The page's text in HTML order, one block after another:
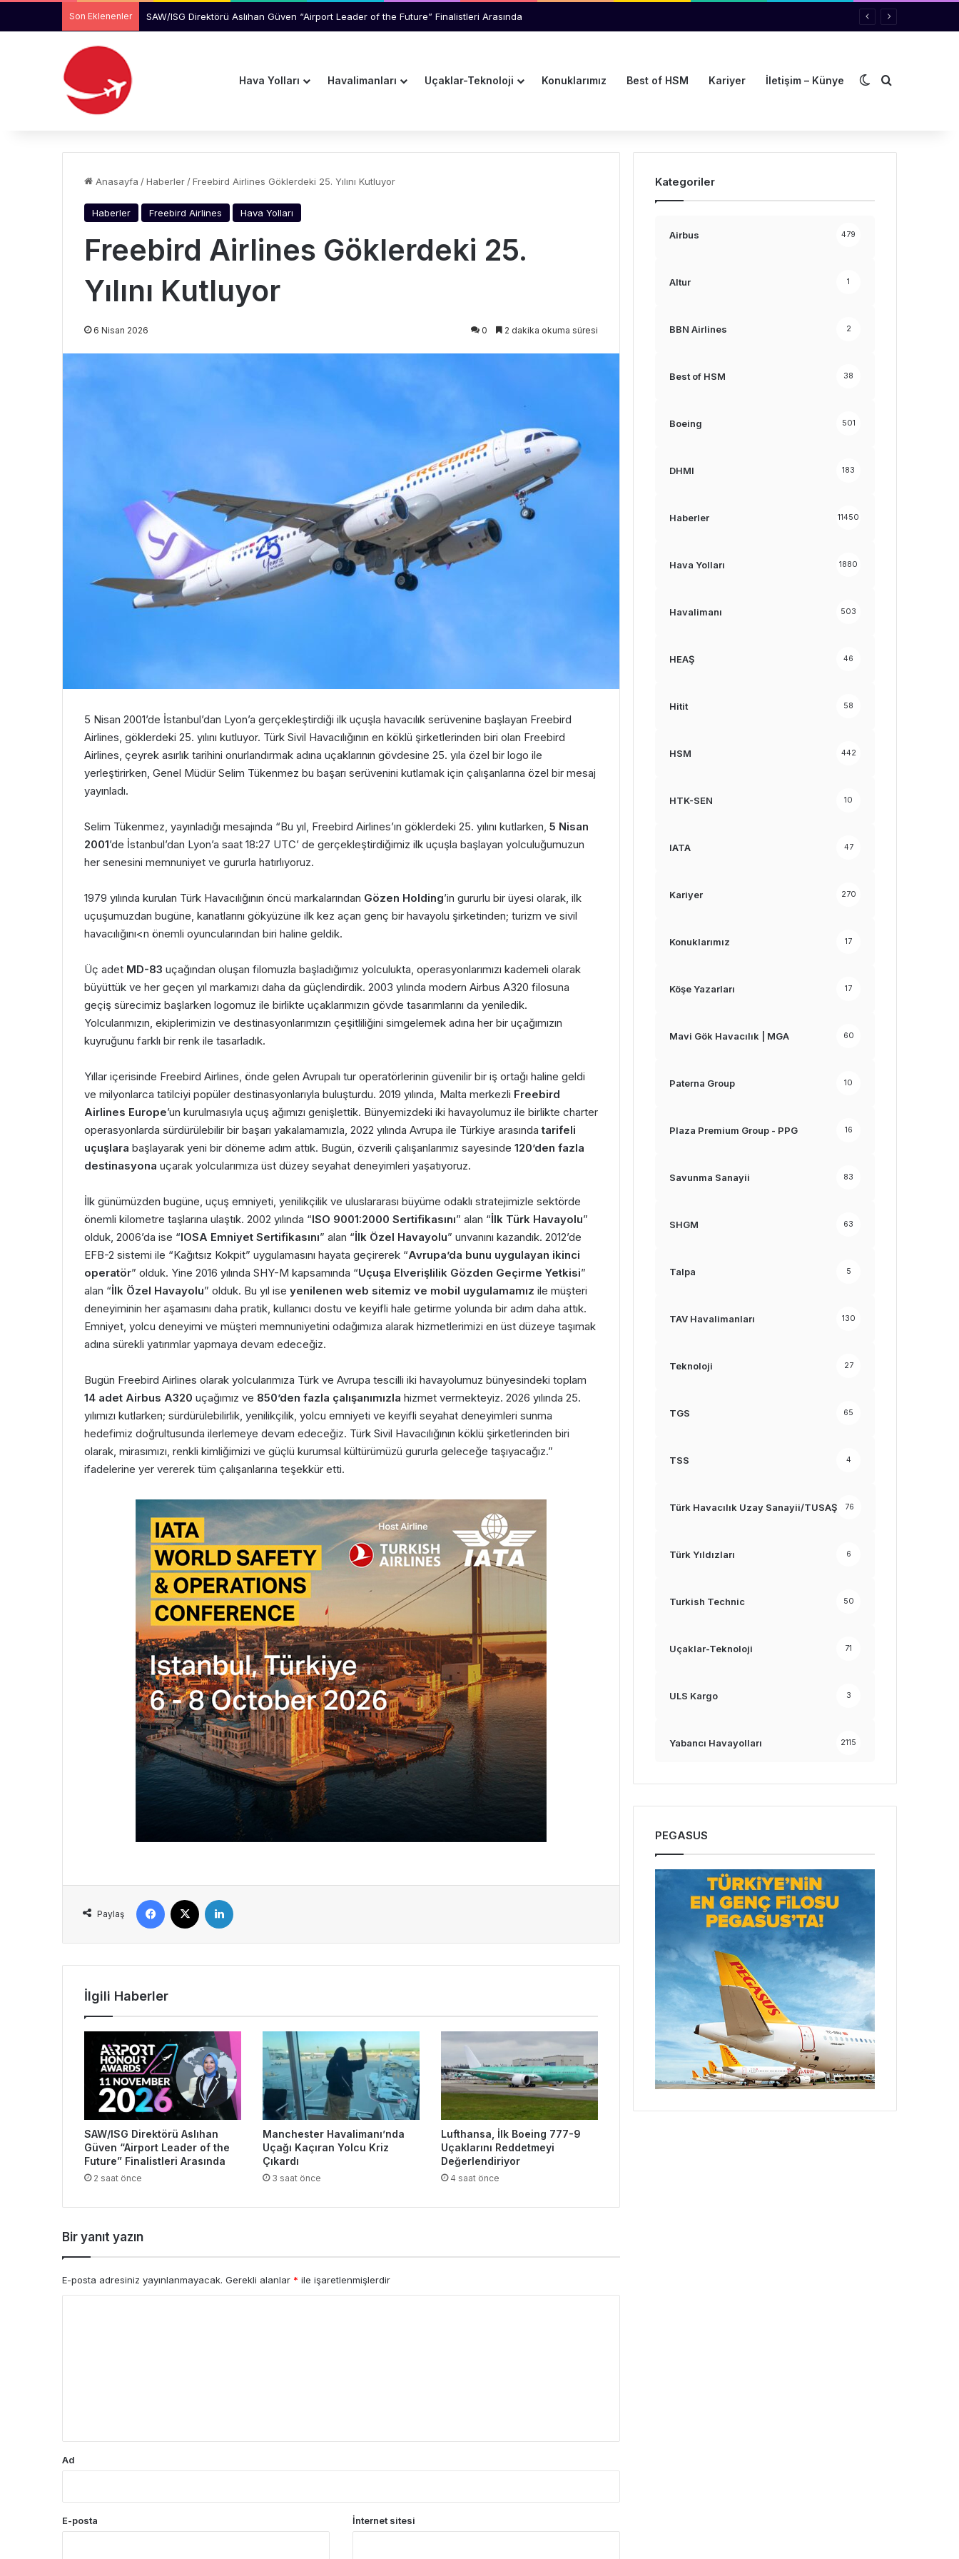
Son Eklenenler Manchester Havalimanı’nda Uçağı Kaçıran Yolcu Kriz Çıkardı
Hava Yolları Havalimanları Uçaklar-Teknoloji Konuklarımız Best of HSM Kariyer İletişim – Künye Dış görünümü
Arama yap
Anasayfa /Haberler /Freebird Airlines Göklerdeki 25. Yılını Kutluyor
Haberler Freebird Airlines Hava Yolları
Freebird Airlines Göklerdeki 25.
Yılını Kutluyor
6 Nisan 2026 0 2 dakika okuma süresi
5 Nisan 2001’de İstanbul’dan Lyon’a gerçekleştirdiği ilk uçuşla havacılık serüvenine başlayan Freebird
Airlines, göklerdeki 25. yılını kutluyor. Türk Sivil Havacılığının en köklü şirketlerinden biri olan Freebird
Airlines, çeyrek asırlık tarihini onurlandırmak adına uçaklarının gövdesine 25. yıla özel bir logo ile
yerleştirirken, Genel Müdür Selim Tükenmez bu başarı serüvenini kutlamak için çalışanlarına özel bir mesaj
yayınladı.
Selim Tükenmez, yayınladığı mesajında “Bu yıl, Freebird Airlines’ın göklerdeki 25. yılını kutlarken, 5 Nisan
2001’de İstanbul’dan Lyon’a saat 18:27 UTC’ de gerçekleştirdiğimiz ilk uçuşla başlayan yolculuğumuzun
her senesini memnuniyet ve gururla hatırlıyoruz.
1979 yılında kurulan Türk Havacılığının öncü markalarından Gözen Holding’in gururlu bir üyesi olarak, ilk
uçuşumuzdan bugüne, kanatlarını gökyüzüne ilk kez açan genç bir havayolu şirketinden; turizm ve sivil
havacılığını<n önemli oyuncularından biri haline geldik.
Üç adet MD-83 uçağından oluşan filomuzla başladığımız yolculukta, operasyonlarımızı kademeli olarak
büyüttük ve her geçen yıl markamızı daha da güçlendirdik. 2003 yılında modern Airbus A320 filosuna
geçiş sürecimiz başlarken logomuz ile birlikte uçaklarımızın gövde tasarımlarını da yeniledik.
Yolcularımızın, ekiplerimizin ve destinasyonlarımızın çeşitliliğini simgelemek adına her bir uçağımızın
kuyruğunu farklı bir renk ile tasarladık.
Yıllar içerisinde Freebird Airlines, önde gelen Avrupalı tur operatörlerinin güvenilir bir iş ortağı haline geldi
ve milyonlarca tatilciyi popüler destinasyonlarıyla buluşturdu. 2019 yılında, Malta merkezli Freebird
Airlines Europe’un kurulmasıyla uçuş ağımızı genişlettik. Bünyemizdeki iki havayolumuz ile birlikte charter
operasyonlarda sürdürülebilir bir başarı yakalamamızla, 2022 yılında Avrupa ile Türkiye arasındatarifeli
uçuşlara başlayarak yeni bir döneme adım attık. Bugün, özverili çalışanlarımız sayesinde 120’den fazla
destinasyona uçarak yolcularımıza üst düzey seyahat deneyimleri yaşatıyoruz.
İlk günümüzden bugüne, uçuş emniyeti, yenilikçilik ve uluslararası büyüme odaklı stratejimizle sektörde
önemli kilometre taşlarına ulaştık. 2002 yılında “ISO 9001:2000 Sertifikasını” alan “İlk Türk Havayolu”
olduk, 2006’da ise “IOSA Emniyet Sertifikasını” alan “İlk Özel Havayolu” unvanını kazandık. 2012’de
EFB-2 sistemi ile “Kağıtsız Kokpit” uygulamasını hayata geçirerek “Avrupa’da bunu uygulayan ikinci
operatör” olduk. Yine 2016 yılında SHY-M kapsamında “Uçuşa Elverişlilik Gözden Geçirme Yetkisi”
alan “İlk Özel Havayolu” olduk. Bu yıl ise yenilenen web sitemiz ve mobil uygulamamız ile müşteri
deneyiminin her aşamasını daha pratik, kullanıcı dostu ve keyifli hale getirme yolunda bir adım daha attık.
Emniyet, yolcu deneyimi ve müşteri memnuniyetini odağımıza alarak hizmetlerimizi en üst düzeye taşımak
adına sürekli yatırımlar yapmaya devam edeceğiz.
Bugün Freebird Airlines olarak yolcularımıza Türk ve Avrupa tescilli iki havayolumuz bünyesindeki toplam
14 adet Airbus A320 uçağımız ve 850’den fazla çalışanımızla hizmet vermekteyiz. 2026 yılında 25.
yılımızı kutlarken; sürdürülebilirlik, yenilikçilik, yolcu emniyeti ve keyifli seyahat deneyimleri sunma
hedefimiz doğrultusunda ilerlemeye devam edeceğiz. Türk Sivil Havacılığının köklü şirketlerinden biri
olarak, mirasımızı, renkli kimliğimizi ve güçlü kurumsal kültürümüzü gururla geleceğe taşıyacağız.”
ifadelerine yer vererek tüm çalışanlarına teşekkür etti.
Paylaş
Facebook
İlgili Haberler
SAW/ISG Direktörü Aslıhan
Güven “Airport Leader of the
Future” Finalistleri Arasında
2 saat önce
Manchester Havalimanı’nda
Uçağı Kaçıran Yolcu Kriz
Çıkardı
3 saat önce
Lufthansa, İlk Boeing 777-9
Uçaklarını Reddetmeyi
Değerlendiriyor
4 saat önce
Bir yanıt yazın
E-posta adresiniz yayınlanmayacak. Gerekli alanlar * ile işaretlenmişlerdir
Ad
E-posta İnternet sitesi
Kategoriler
Airbus 479
Altur 1
BBN Airlines 2
Best of HSM 38
Boeing 501
DHMI 183
Haberler 11450
Hava Yolları 1880
Havalimanı 503
HEAŞ 46
Hitit 58
HSM 442
HTK-SEN 10
IATA 47
Kariyer 270
Konuklarımız 17
Köşe Yazarları 17
Mavi Gök Havacılık | MGA 60
Paterna Group 10
Plaza Premium Group - PPG 16
Savunma Sanayii 83
SHGM 63
Talpa 5
TAV Havalimanları 130
Teknoloji 27
TGS 65
TSS 4
Türk Havacılık Uzay Sanayii/TUSAŞ 76
Türk Yıldızları 6
Turkish Technic 50
Uçaklar-Teknoloji 71
ULS Kargo 3
Yabancı Havayolları 2115
PEGASUS